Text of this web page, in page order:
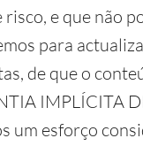
risco, e que não
para
de que o
IMPLÍCITA
um esforço